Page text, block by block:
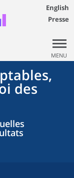
English
Presse
MENU
des